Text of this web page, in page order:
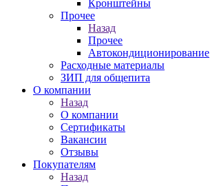
Кронштейны
Прочее
Назад
Прочее
Автокондиционирование
Расходные материалы
ЗИП для общепита
О компании
Назад
О компании
Сертификаты
Вакансии
Отзывы
Покупателям
Назад